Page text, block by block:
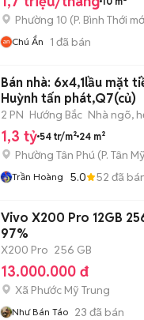
Phường 10 (P. Bình Thới
Chú Ẩn 1 đã bán
Bán nhà: 6x4,1lầu mặt
Huỳnh tấn phát,Q7(củ)
2 PN Hướng Bắc Nhà ngõ,
1,3 tỷ 54 tr/m² 24 m²
Phường Tân Phú (P. Tân Mỹ
Trần Hoàng 5.0 52 đã
Vivo X200 Pro 12GB
97%
X200 Pro 256 GB
13.000.000 đ
Xã Phước Mỹ Trung
Như Bán Táo 23 đã bán